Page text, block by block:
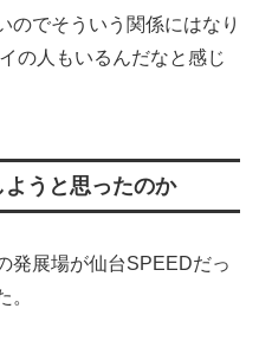
のでそういう関係にはなり
の人もいるんだなと感じ
うと思ったのか
発展場が仙台SPEEDだっ
。